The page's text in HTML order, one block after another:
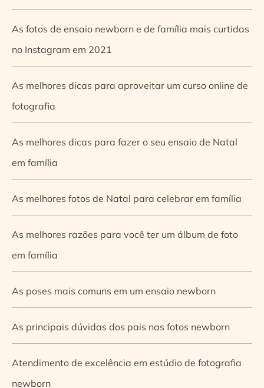
As fotos de ensaio newborn e de família mais curtidas
no Instagram em 2021
As melhores dicas para aproveitar um curso online de
fotografia
As melhores dicas para fazer o seu ensaio de Natal
em família
As melhores fotos de Natal para celebrar em família
As melhores razões para você ter um álbum de foto
em família
As poses mais comuns em um ensaio newborn
As principais dúvidas dos pais nas fotos newborn
Atendimento de excelência em estúdio de fotografia
newborn